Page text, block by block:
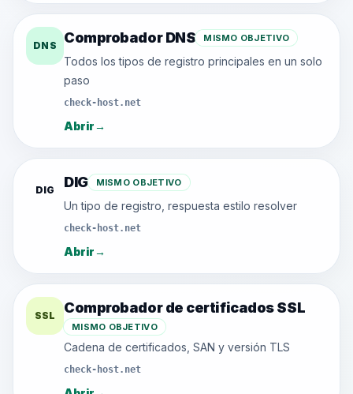
DNS Comprobador DNS MISMO OBJETIVO
Todos los tipos de registro principales en un solo
paso
check-host.net
Abrir→
DIG DIG MISMO OBJETIVO
Un tipo de registro, respuesta estilo resolver
check-host.net
Abrir→
SSL Comprobador de certificados SSL
MISMO OBJETIVO
Cadena de certificados, SAN y versión TLS
check-host.net